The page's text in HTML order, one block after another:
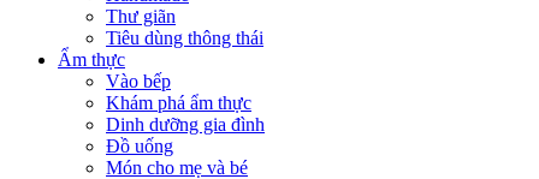
Thư giãn
Tiêu dùng thông thái
Ẩm thực
Vào bếp
Khám phá ẩm thực
Dinh dưỡng gia đình
Đồ uống
Món cho mẹ và bé